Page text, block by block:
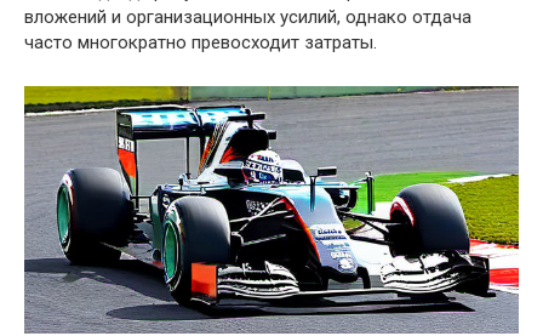
вложений и организационных усилий, однако отдача
часто многократно превосходит затраты.